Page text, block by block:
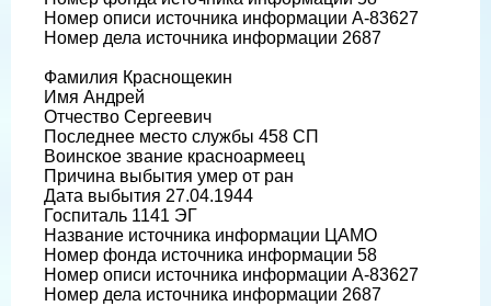
Номер описи источника информации А-83627
Номер дела источника информации 2687
Фамилия Краснощекин
Имя Андрей
Отчество Сергеевич
Последнее место службы 458 СП
Воинское звание красноармеец
Причина выбытия умер от ран
Дата выбытия 27.04.1944
Госпиталь 1141 ЭГ
Название источника информации ЦАМО
Номер фонда источника информации 58
Номер описи источника информации А-83627
Номер дела источника информации 2687